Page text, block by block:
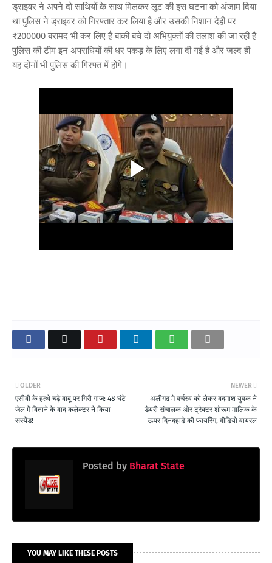
ड्राइवर ने अपने दो साथियों के साथ मिलकर लूट की इस घटना को अंजाम दिया
था पुलिस ने ड्राइवर को गिरफ्तार कर लिया है और उसकी निशान देही पर
₹200000 बरामद भी कर लिए हैं बाकी बचे दो अभियुक्तों की तलाश की जा रही है
पुलिस की टीम इन अपराधियों की धर पकड़ के लिए लगा दी गई है और जल्द ही
यह दोनों भी पुलिस की गिरफ्त में होंगे।
NEWER
अलीगढ मे वर्चस्व को लेकर बदमाश युवक ने
डेयरी संचालक ओर ट्रैक्टर शोरूम मालिक के
ऊपर दिनदहाड़े की फायरिंग, वीडियो वायरल
OLDER
एसीबी के हत्थे चढ़े बाबू पर गिरी गाज: 48 घंटे
जेल में बिताने के बाद कलेक्टर ने किया
सस्पेंड!
Posted by Bharat State
YOU MAY LIKE THESE POSTS